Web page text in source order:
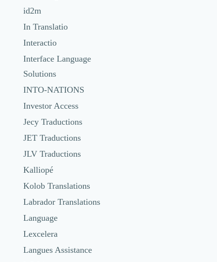
id2m
In Translatio
Interactio
Interface Language
Solutions
INTO-NATIONS
Investor Access
Jecy Traductions
JET Traductions
JLV Traductions
Kalliopé
Kolob Translations
Labrador Translations
Language
Lexcelera
Langues Assistance